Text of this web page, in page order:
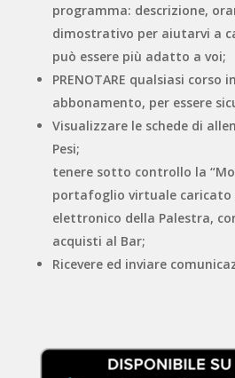
programma: descrizione,
dimostrativo per aiutarvi a
può essere più adatto a voi;
PRENOTARE qualsiasi corso
abbonamento, per essere
Visualizzare le schede di
Pesi;
tenere sotto controllo la
portafoglio virtuale caricato
elettronico della Palestra,
acquisti al Bar;
Ricevere ed inviare